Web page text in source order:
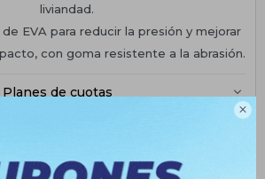

liviandad.
de EVA para reducir la presión y mejorar
con goma resistente a la abrasión.
Planes de cuotas
Medios de pago